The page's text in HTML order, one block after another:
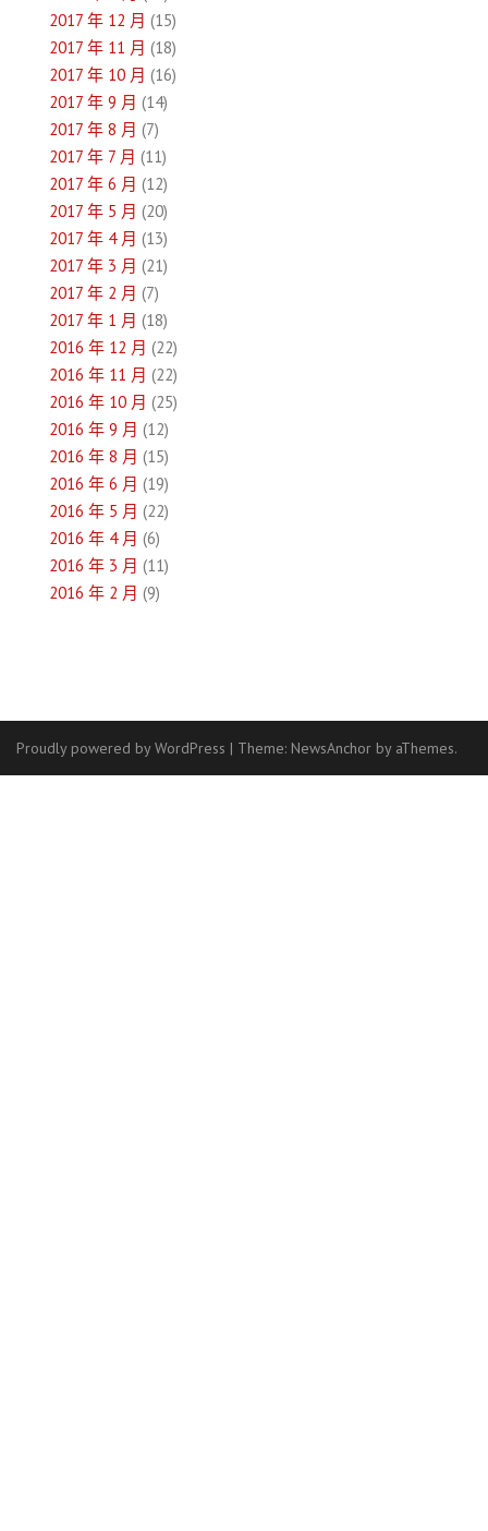
2017 年 12 月 (15)
2017 年 11 月 (18)
2017 年 10 月 (16)
2017 年 9 月 (14)
2017 年 8 月 (7)
2017 年 7 月 (11)
2017 年 6 月 (12)
2017 年 5 月 (20)
2017 年 4 月 (13)
2017 年 3 月 (21)
2017 年 2 月 (7)
2017 年 1 月 (18)
2016 年 12 月 (22)
2016 年 11 月 (22)
2016 年 10 月 (25)
2016 年 9 月 (12)
2016 年 8 月 (15)
2016 年 6 月 (19)
2016 年 5 月 (22)
2016 年 4 月 (6)
2016 年 3 月 (11)
2016 年 2 月 (9)
Proudly powered by WordPress | Theme: NewsAnchor by aThemes.